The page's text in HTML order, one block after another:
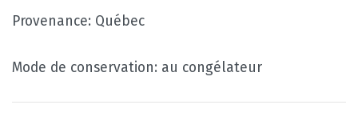
Provenance: Québec
Mode de conservation: au congélateur